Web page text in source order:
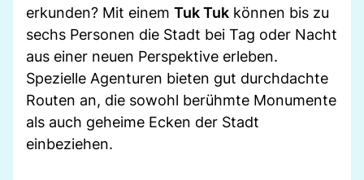
erkunden? Mit einem Tuk Tuk können bis zu
sechs Personen die Stadt bei Tag oder Nacht
aus einer neuen Perspektive erleben.
Spezielle Agenturen bieten gut durchdachte
Routen an, die sowohl berühmte Monumente
als auch geheime Ecken der Stadt
einbeziehen.